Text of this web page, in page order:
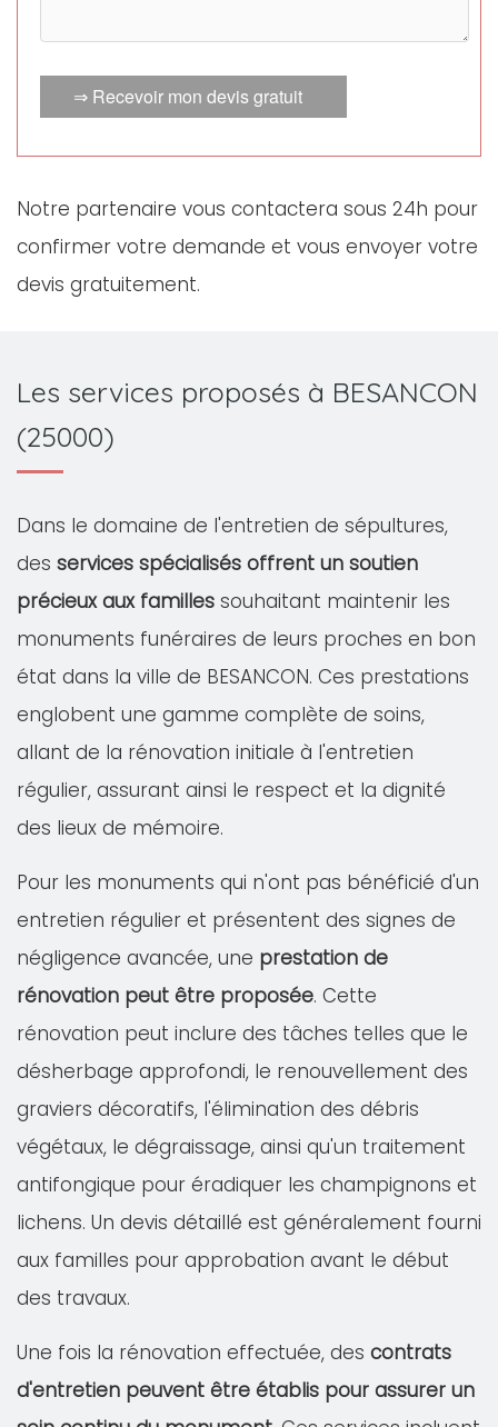
⇒ Recevoir mon devis gratuit
Notre partenaire vous contactera sous 24h pour
confirmer votre demande et vous envoyer votre
devis gratuitement.
Les services proposés à BESANCON
(25000)
Dans le domaine de l'entretien de sépultures,
des services spécialisés offrent un soutien
précieux aux familles souhaitant maintenir les
monuments funéraires de leurs proches en bon
état dans la ville de BESANCON. Ces prestations
englobent une gamme complète de soins,
allant de la rénovation initiale à l'entretien
régulier, assurant ainsi le respect et la dignité
des lieux de mémoire.
Pour les monuments qui n'ont pas bénéficié d'un
entretien régulier et présentent des signes de
négligence avancée, une prestation de
rénovation peut être proposée. Cette
rénovation peut inclure des tâches telles que le
désherbage approfondi, le renouvellement des
graviers décoratifs, l'élimination des débris
végétaux, le dégraissage, ainsi qu'un traitement
antifongique pour éradiquer les champignons et
lichens. Un devis détaillé est généralement fourni
aux familles pour approbation avant le début
des travaux.
Une fois la rénovation effectuée, des contrats
d'entretien peuvent être établis pour assurer un